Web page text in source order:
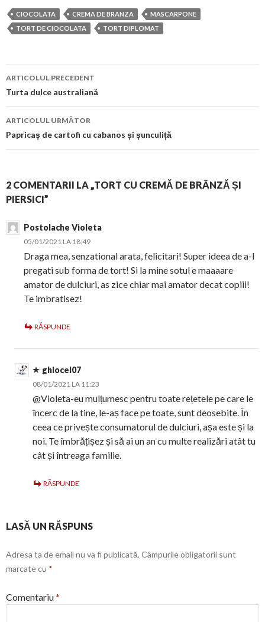
CIOCOLATA CREMA DE BRANZA
MASCARPONE
TORT DE CIOCOLATA
TORT DIPLOMAT
Navigare
în
articol
ARTICOLUL PRECEDENT
Turta dulce australiană
ARTICOLUL URMĂTOR
Papricaș de cartofi cu cabanos și șunculiță
2 COMENTARII LA „TORT CU CREMĂ DE BRÂNZĂ ȘI
PIERSICI”
Postolache Violeta
05/01/2021 LA 18:49
Draga mea, senzational arata, felicitari! Super ideea de a-l
pregati sub forma de tort! Si la mine sotul e maaaare
amator de dulciuri, as zice chiar mai amator decat copiii!
Te imbratisez!
RĂSPUNDE
ghiocel07
08/01/2021 LA 11:23
@Violeta-eu mulțumesc pentru toate rețetele pe care le
încerc de la tine, le-aș face pe toate, sunt deosebite. În
ceea ce privește consumatorul de dulciuri, așa este și la
noi. Te îmbrățișez și să ai un an cu multe realizări atât tu
cât și întreaga familie.
RĂSPUNDE
LASĂ UN RĂSPUNS
Adresa ta de email nu va fi publicată. Câmpurile obligatorii sunt
marcate cu *
Comentariu*